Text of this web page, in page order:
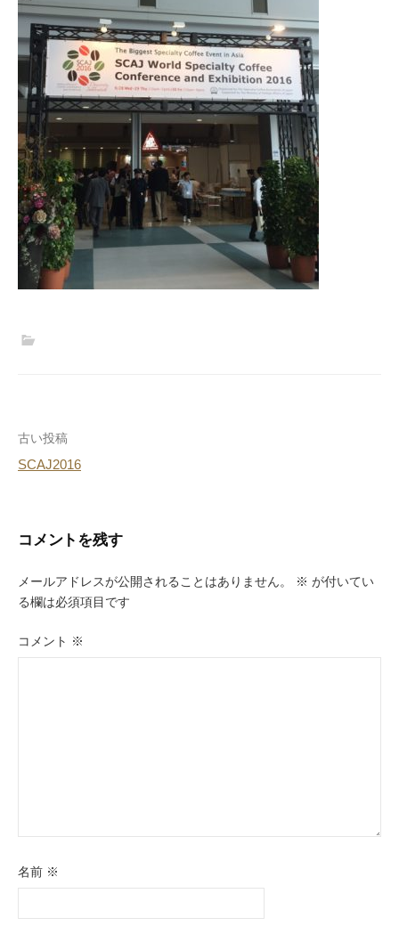
投
稿
ビ
ゲ
ー
シ
古い投稿
SCAJ2016
コメントを残す
メールアドレスが公開されることはありません。 ※ が付いてい
る欄は必須項目です
コメント ※
名前 ※